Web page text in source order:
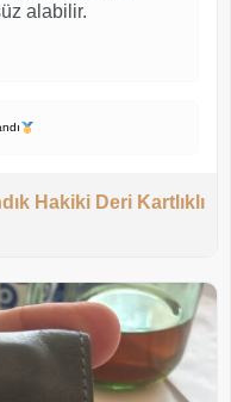
alabilir.
Hakiki Deri Kartlıklı